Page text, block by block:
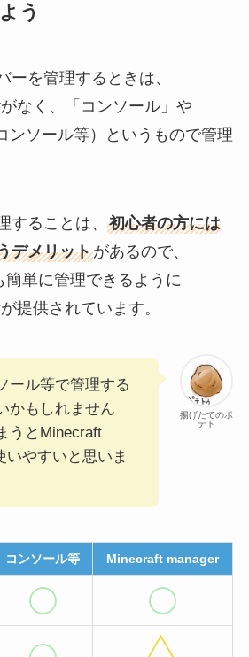
う
ーを管理するときは、
なく、「コンソール」や
ンソール等）というもので管理
することは、 初心者の方には
デメリットがあるので、
単に管理できるように
提供されています。
揚げたてのポ
テト
ール等で管理する
かもしれません
うとMinecraft
いやすいと思いま
コンソール等 Minecraft manager